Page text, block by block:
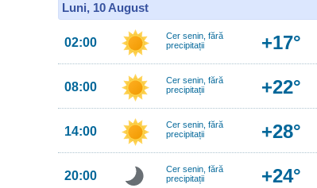
Luni, 10 August
02:00
Cer senin, fără
precipitații
+17°
08:00
Cer senin, fără
precipitații
+22°
14:00
Cer senin, fără
precipitații
+28°
20:00
Cer senin, fără
precipitații
+24°